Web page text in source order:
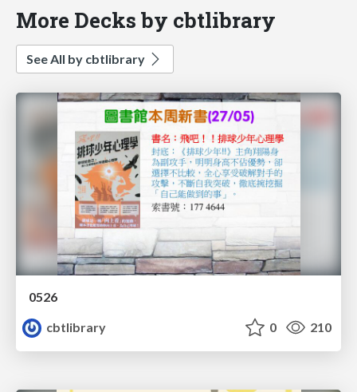
More Decks by cbtlibrary
See All by cbtlibrary
0526
cbtlibrary
0 210